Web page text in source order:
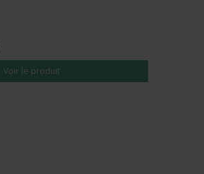
Voir le produit